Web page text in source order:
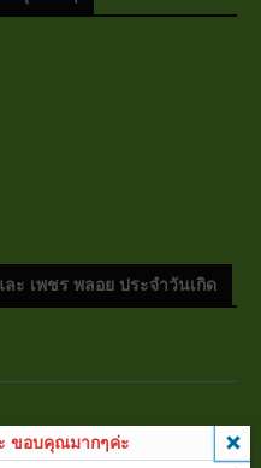
เพชร พลอย ประจำวันเกิด
ขอบคุณมากๆค่ะ